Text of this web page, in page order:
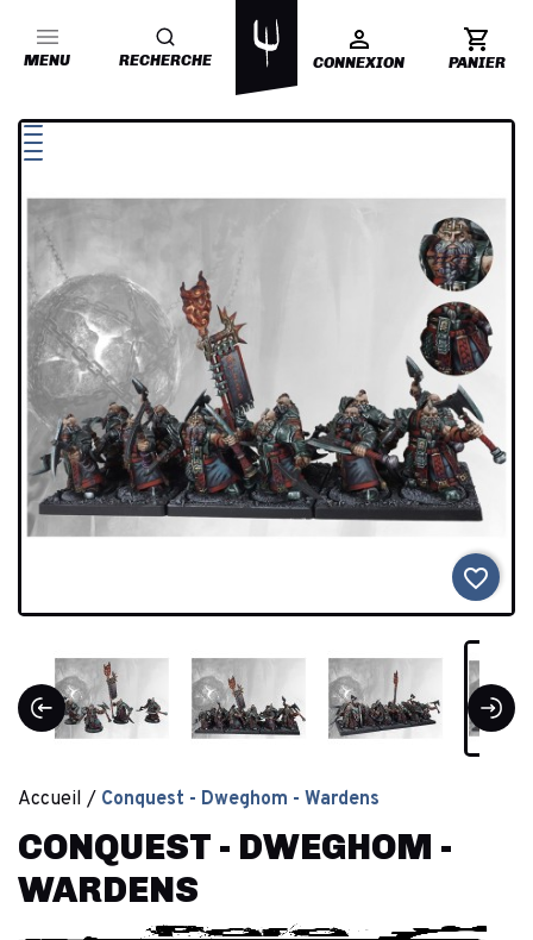
MENU RECHERCHE CONNEXION PANIER
favorite_border
Accueil Conquest - Dweghom - Wardens
CONQUEST - DWEGHOM -
WARDENS